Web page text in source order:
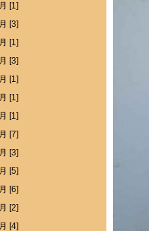
[1]
[3]
[1]
[3]
[1]
[1]
[1]
[7]
[3]
[5]
[6]
[2]
[4]